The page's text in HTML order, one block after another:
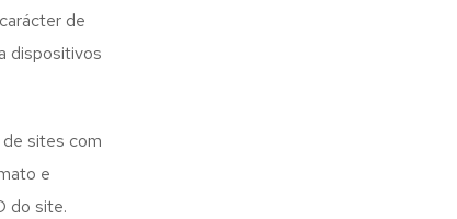
de
dispositivos
sites com
e
do site.